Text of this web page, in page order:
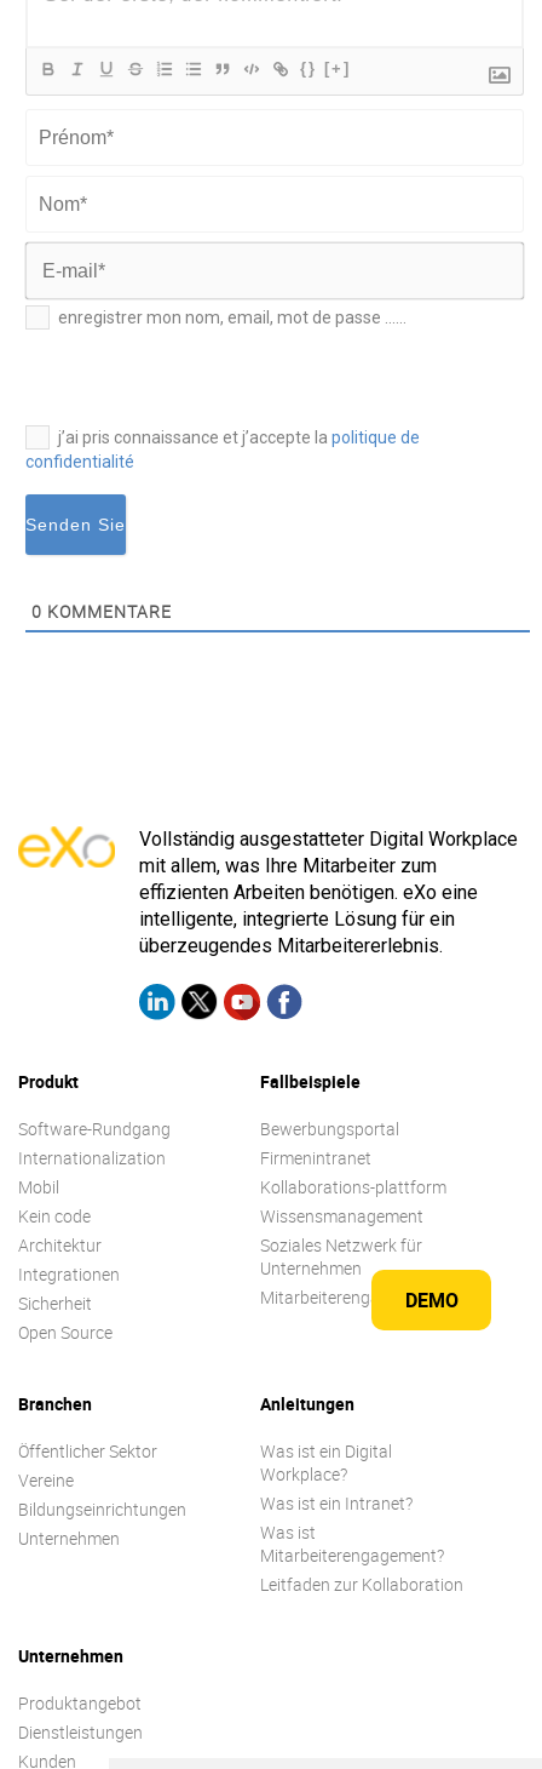
DEMO
{} [+]
Nom*
E-
mail*
enregistrer mon nom, email, mot de passe ......
j’ai pris connaissance et j’accepte la politique de
confidentialité
0 KOMMENTARE
Vollständig ausgestatteter Digital Workplace
mit allem, was Ihre Mitarbeiter zum
effizienten Arbeiten benötigen. eXo eine
intelligente, integrierte Lösung für ein
überzeugendes Mitarbeitererlebnis.
Produkt
Software-Rundgang
Internationalization
Mobil
Kein code
Architektur
Integrationen
Sicherheit
Open Source
Fallbeispiele
Bewerbungsportal
Firmenintranet
Kollaborations-plattform
Wissensmanagement
Soziales Netzwerk für
Unternehmen
Mitarbeiterengagement
Branchen
Öffentlicher Sektor
Vereine
Bildungseinrichtungen
Unternehmen
Anleitungen
Was ist ein Digital
Workplace?
Was ist ein Intranet?
Was ist
Mitarbeiterengagement?
Leitfaden zur Kollaboration
Unternehmen
Produktangebot
Dienstleistungen
Kunden